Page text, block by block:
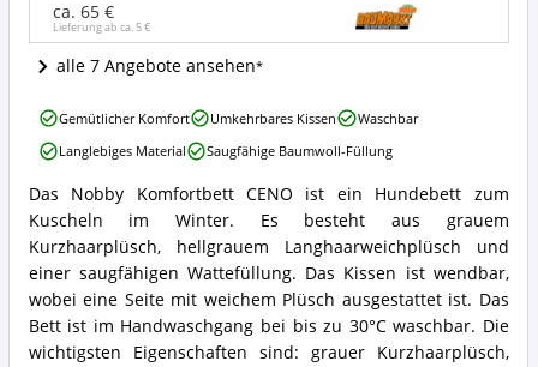
dieses
Hundebett
erhältlich?
ca. 65 €
Lieferung ab ca.5 €
alle 7 Angebote ansehen
Nobby
Komfortbett
CENO
Zusammenfassung:
Was
bietet
dieses
Hundebett?
Das Nobby Komfortbett CENO ist ein Hundebett zum
Kuscheln im Winter. Es besteht aus grauem
Kurzhaarplüsch, hellgrauem Langhaarweichplüsch und
einer saugfähigen Wattefüllung. Das Kissen ist wendbar,
wobei eine Seite mit weichem Plüsch ausgestattet ist. Das
Bett ist im Handwaschgang bei bis zu 30°C waschbar. Die
wichtigsten Eigenschaften sind: grauer Kurzhaarplüsch,
Nobby
Komfortbett
CENO
Was
spricht
für
dieses
Hundebett?
Gemütlicher Komfort Umkehrbares Kissen
Waschbar
Langlebiges Material
Saugfähige Baumwoll-Füllung